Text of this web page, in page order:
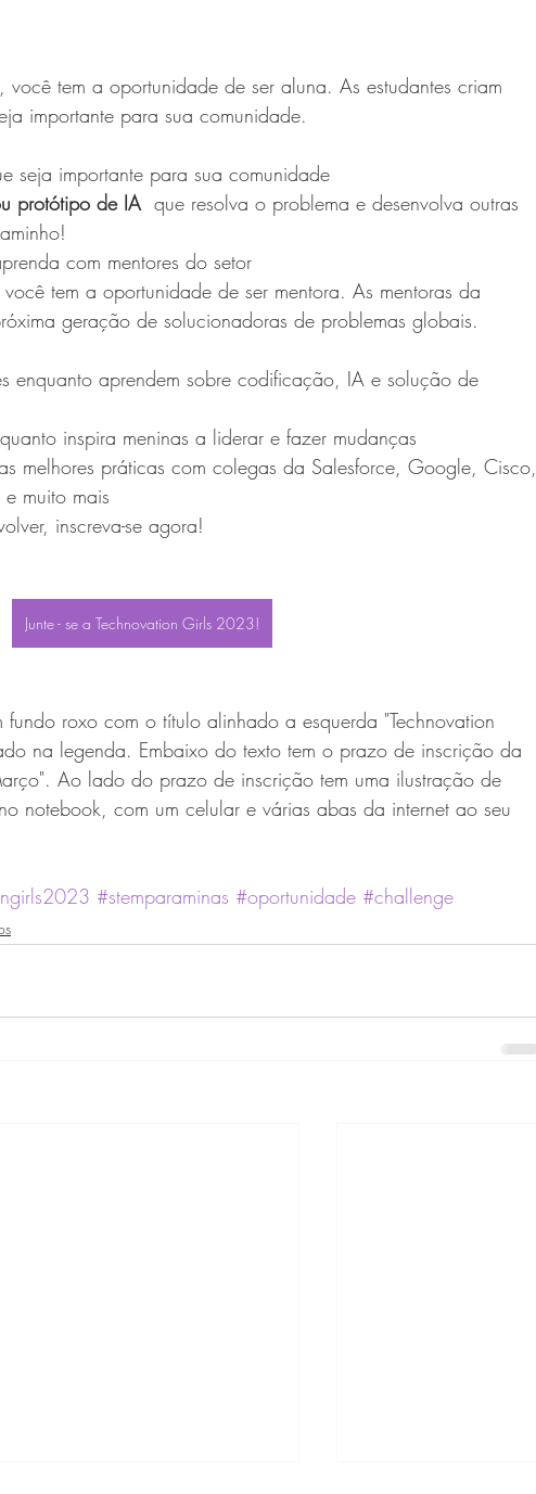
tem a oportunidade de ser aluna. As estudantes criam
importante para sua comunidade.
seja importante para sua comunidade
protótipo de IA
  que resolva o problema e desenvolva outras
com mentores do setor
tem a oportunidade de ser mentora. As mentoras da
geração de solucionadoras de problemas globais.
enquanto aprendem sobre codificação, IA e solução de
inspira meninas a liderar e fazer mudanças
melhores práticas com colegas da Salesforce, Google, Cisco,
muito mais
inscreva-se agora!
Junte - se a Technovation Girls 2023!
fundo roxo com o título alinhado a esquerda "Technovation
na legenda. Embaixo do texto tem o prazo de inscrição da
Ao lado do prazo de inscrição tem uma ilustração de
notebook, com um celular e várias abas da internet ao seu
#stemparaminas #oportunidade #challenge